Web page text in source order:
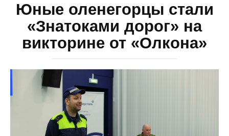
Юные оленегорцы стали
«Знатоками дорог» на
викторине от «Олкона»